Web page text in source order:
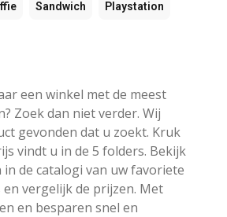
Sandwich Playstation
een winkel met de meest
Zoek dan niet verder. Wij
gevonden dat u zoekt. Kruk
vindt u in de 5 folders. Bekijk
de catalogi van uw favoriete
en vergelijk de prijzen. Met
en besparen snel en